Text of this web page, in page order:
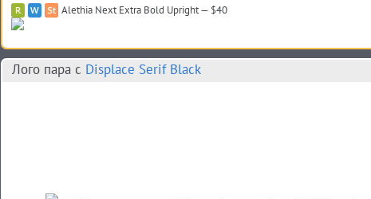
Alethia Next Extra Bold Upright — $40
Лого пара c Displace Serif Black